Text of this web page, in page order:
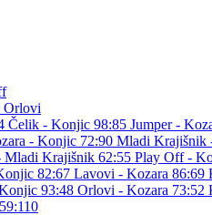
Orlovi
Čelik - Konjic 98:85 Jumper -
- Konjic 72:90 Mladi Krajišnik
Mladi Krajišnik 62:55 Play Off -
82:67 Lavovi - Kozara 86:69
93:48 Orlovi - Kozara 73:52